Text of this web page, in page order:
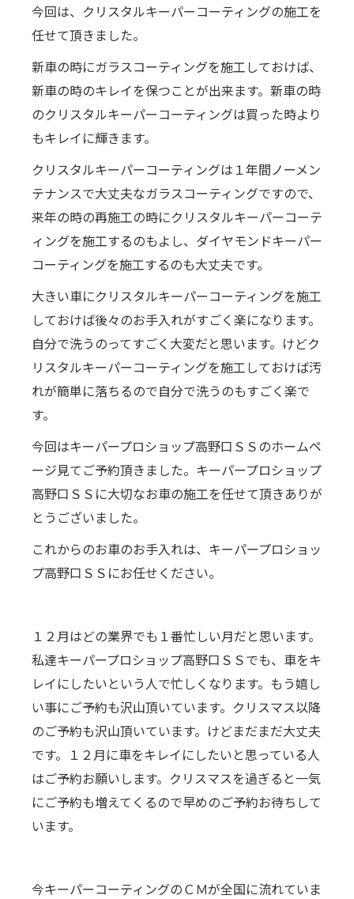
今回は、クリスタルキーパーコーティングの施工を
任せて頂きました。
新車の時にガラスコーティングを施工しておけば、
新車の時のキレイを保つことが出来ます。新車の時
のクリスタルキーパーコーティングは買った時より
もキレイに輝きます。
クリスタルキーパーコーティングは１年間ノーメン
テナンスで大丈夫なガラスコーティングですので、
来年の時の再施工の時にクリスタルキーパーコーテ
ィングを施工するのもよし、ダイヤモンドキーパー
コーティングを施工するのも大丈夫です。
大きい車にクリスタルキーパーコーティングを施工
しておけば後々のお手入れがすごく楽になります。
自分で洗うのってすごく大変だと思います。けどク
リスタルキーパーコーティングを施工しておけば汚
れが簡単に落ちるので自分で洗うのもすごく楽で
す。
今回はキーパープロショップ高野口ＳＳのホームペ
ージ見てご予約頂きました。キーパープロショップ
高野口ＳＳに大切なお車の施工を任せて頂きありが
とうございました。
これからのお車のお手入れは、キーパープロショッ
プ高野口ＳＳにお任せください。
１２月はどの業界でも１番忙しい月だと思います。
私達キーパープロショップ高野口ＳＳでも、車をキ
レイにしたいという人で忙しくなります。もう嬉し
い事にご予約も沢山頂いています。クリスマス以降
のご予約も沢山頂いています。けどまだまだ大丈夫
です。１２月に車をキレイにしたいと思っている人
はご予約お願いします。クリスマスを過ぎると一気
にご予約も増えてくるので早めのご予約お待ちして
います。
今キーパーコーティングのＣＭが全国に流れていま